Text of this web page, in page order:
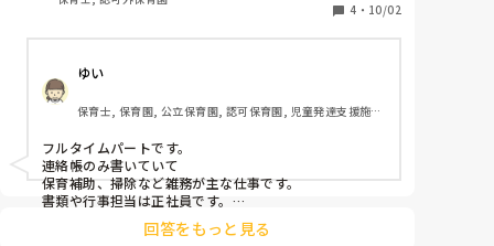
出ており、パートの先生それぞれの勤務日数や時間を
考慮しながらも、なるべく公平になるよう変えていく
他園での状況も参考にさせていただきたく、質問させ
ていただきました。
どうぞよろしくお願いします！
4 ・ 10/02
ゆい
保育士, 保育園, 公立保育園, 認可保育園, 児童発達支援施
フルタイムパートです。
連絡帳のみ書いていて
保育補助、掃除など雑務が主な仕事です。
書類や行事担当は正社員です。
書類は担当したいと申し出れば
給料がいくらか上がるようになったようですが
回答をもっと見る